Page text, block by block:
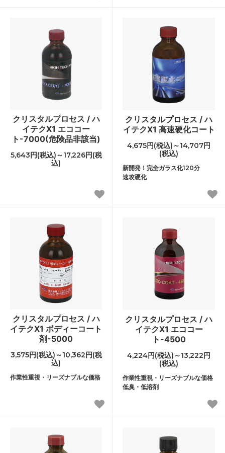
クリスタルプロセス / ハ
イテクX1 エココー
ト-7000(危険品非該当)
5,643円(税込)～17,226円(税
込)
クリスタルプロセス / ハ
イテクX1 高速硬化コート
4,675円(税込)～14,707円
(税込)
新開発！完全ガラス化120分
速攻硬化
クリスタルプロセス / ハ
イテクX1 ボディーコート
剤-5000
3,575円(税込)～10,362円(税
込)
作業性重視・リーズナブルな価格
クリスタルプロセス / ハ
イテクX1 エココー
ト-4500
4,224円(税込)～13,222円
(税込)
作業性重視・リーズナブルな価格
低臭・低溶剤